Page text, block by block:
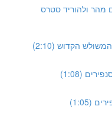
ולהוריד סטרס